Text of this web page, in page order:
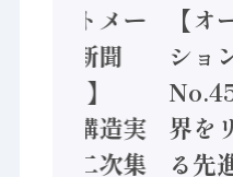
【オートメー
ション新聞
No.455】
「経済構造実
態調査二次集
【オ
ショ
界を
る先